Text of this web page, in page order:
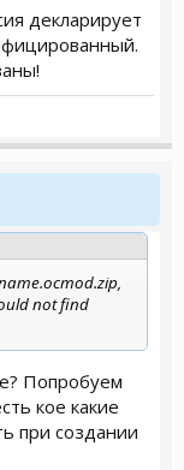
декларирует
not find
Попробуем
кое какие
при создании